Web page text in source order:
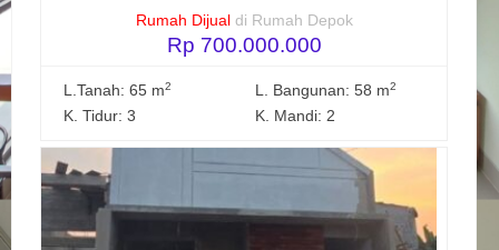
Rumah Dijual di Rumah Depok
Rp 700.000.000
L.Tanah: 65 m2 L. Bangunan: 58 m2
K. Tidur: 3 K. Mandi: 2